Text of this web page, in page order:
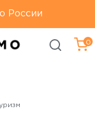
доставка по
России
России
0